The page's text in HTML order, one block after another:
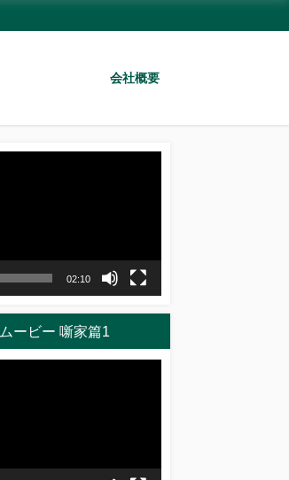
会社概要
02:10
ービー 噺家篇1